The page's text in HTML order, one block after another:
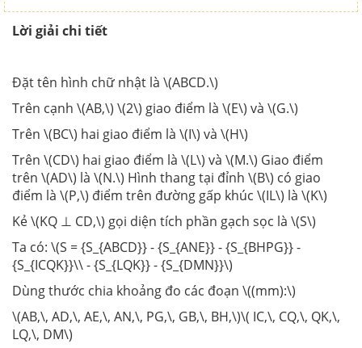
Lời giải chi tiết
Đặt tên hình chữ nhật là \(ABCD.\)
Trên cạnh \(AB,\) \(2\) giao điểm là \(E\) và \(G.\)
Trên \(BC\) hai giao điểm là \(I\) và \(H\)
Trên \(CD\) hai giao điểm là \(L\) và \(M.\) Giao điểm
trên \(AD\) là \(N.\) Hình thang tại đỉnh \(B\) có giao
điểm là \(P,\) điểm trên đường gấp khúc \(IL\) là \(K\)
Kẻ \(KQ ⊥ CD,\) gọi diện tích phần gạch sọc là \(S\)
Ta có: \(S = {S_{ABCD}} - {S_{ANE}} - {S_{BHPG}} -
{S_{ICQK}}\\ - {S_{LQK}} - {S_{DMN}}\)
Dùng thước chia khoảng đo các đoạn \((mm):\)
\(AB,\, AD,\, AE,\, AN,\, PG,\, GB,\, BH,\)\( IC,\, CQ,\, QK,\,
LQ,\, DM\)